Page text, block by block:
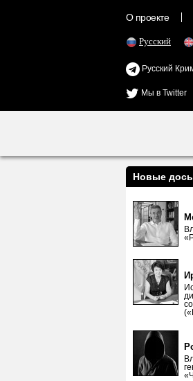
О проекте
Русский
Русский
Мы в Twitter
Новые